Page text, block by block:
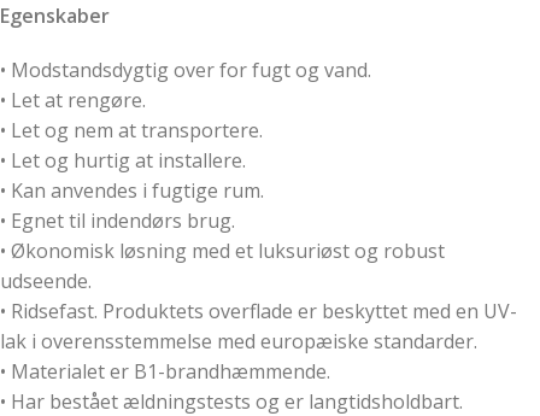
Egenskaber
• Modstandsdygtig over for fugt og vand.
• Let at rengøre.
• Let og nem at transportere.
• Let og hurtig at installere.
• Kan anvendes i fugtige rum.
• Egnet til indendørs brug.
• Økonomisk løsning med et luksuriøst og robust
udseende.
• Ridsefast. Produktets overflade er beskyttet med en UV-
lak i overensstemmelse med europæiske standarder.
• Materialet er B1-brandhæmmende.
• Har bestået ældningstests og er langtidsholdbart.